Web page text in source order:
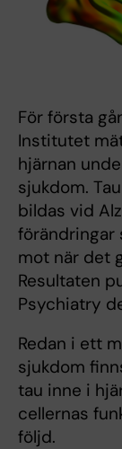
För första
Institutet
hjärnan
sjukdom.
bildas vid
förändringar
mot när det
Resultaten
Psychiatry
Redan i ett
sjukdom
tau inne i
cellernas
följd.